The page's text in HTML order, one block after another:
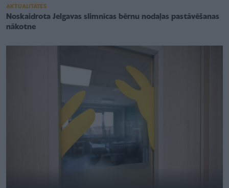
AKTUALITĀTES
Noskaidrota Jelgavas slimnīcas bērnu nodaļas pastāvēšanas
nākotne